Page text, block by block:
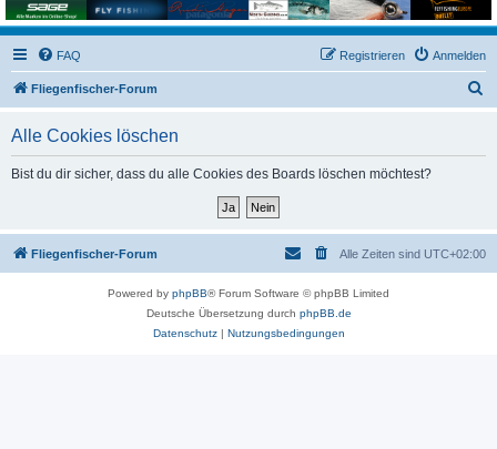
FAQ Anmelden
Registrieren
Fliegenfischer-Forum
Alle Cookies löschen
Bist du dir sicher, dass du alle Cookies des Boards löschen möchtest?
Fliegenfischer-Forum Alle Zeiten sind UTC+02:00
Powered by phpBB® Forum Software © phpBB Limited
Deutsche Übersetzung durch phpBB.de
Datenschutz| Nutzungsbedingungen